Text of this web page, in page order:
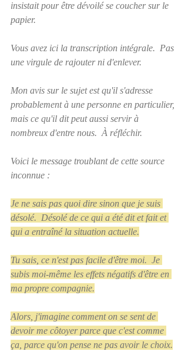
insistait pour être dévoilé se coucher sur le
papier.
Vous avez ici la transcription intégrale.  Pas
une virgule de rajouter ni d'enlever.
Mon avis sur le sujet est qu'il s'adresse
probablement à une personne en particulier,
mais ce qu'il dit peut aussi servir à
nombreux d'entre nous.  À réfléchir.
Voici le message troublant de cette source
inconnue :
Je ne sais pas quoi dire sinon que je suis
désolé.  Désolé de ce qui a été dit et fait et
qui a entraîné la situation actuelle.
Tu sais, ce n'est pas facile d'être moi.  Je
subis moi-même les effets négatifs d'être en
ma propre compagnie.
Alors, j'imagine comment on se sent de
devoir me côtoyer parce que c'est comme
ça, parce qu'on pense ne pas avoir le choix.